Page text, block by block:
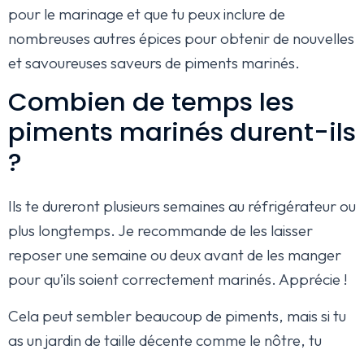
pour le marinage et que tu peux inclure de
nombreuses autres épices pour obtenir de nouvelles
et savoureuses saveurs de piments marinés.
Combien de temps les
piments marinés durent-ils
?
Ils te dureront plusieurs semaines au réfrigérateur ou
plus longtemps. Je recommande de les laisser
reposer une semaine ou deux avant de les manger
pour qu’ils soient correctement marinés. Apprécie !
Cela peut sembler beaucoup de piments, mais si tu
as un jardin de taille décente comme le nôtre, tu